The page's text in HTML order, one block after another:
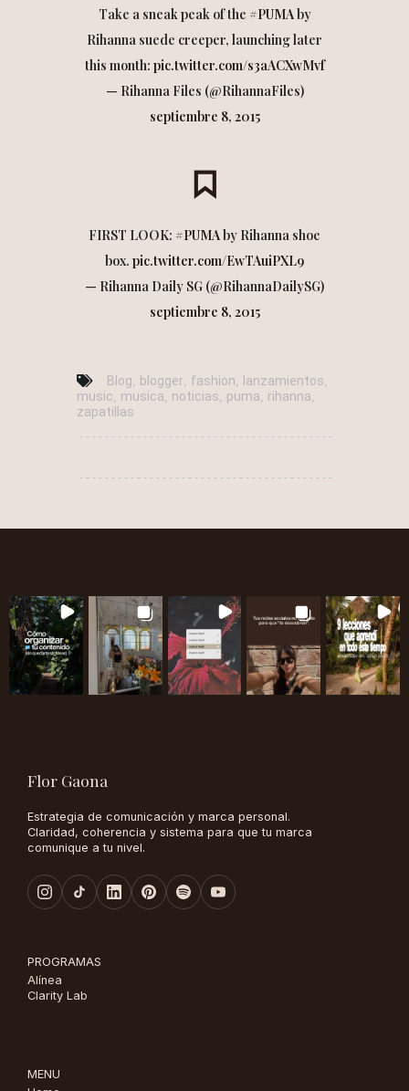
Take a sneak peak of the #PUMAby
Rihanna suede creeper, launching later
this month: pic.twitter.com/s3aACXwMvf
— Rihanna Files (@RihannaFiles)
septiembre 8, 2015
FIRST LOOK: #PUMAby Rihanna shoe
box. pic.twitter.com/EwTAuiPXL9
— Rihanna Daily SG (@RihannaDailySG)
septiembre 8, 2015
Blog, blogger, fashion, lanzamientos,
music, musica, noticias, puma, rihanna,
zapatillas
Flor Gaona
Estrategia de comunicación y marca personal.
Claridad, coherencia y sistema para que tu marca
comunique a tu nivel.
PROGRAMAS
Alínea
Clarity Lab
MENU